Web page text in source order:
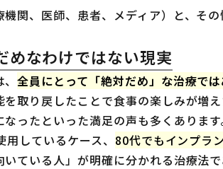
関、医師、患者、メディア）と、そ
めなわけではない現実
、全員にとって「絶対だめ」な治療では
を取り戻したことで食事の楽しみが増
ったといった満足の声も多くあります
しているケース、 80代でもインプラ
いている人」が明確に分かれる治療法